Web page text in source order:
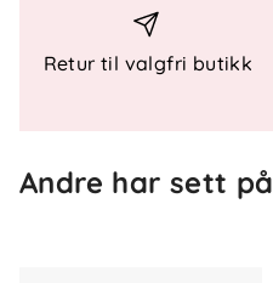
Retur til valgfri butikk
Andre har sett på